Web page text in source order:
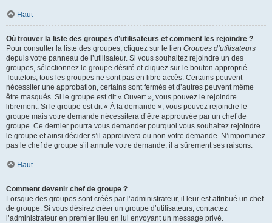
Haut
Où trouver la liste des groupes d’utilisateurs et comment les rejoindre ?
Pour consulter la liste des groupes, cliquez sur le lien Groupes d’utilisateurs
depuis votre panneau de l’utilisateur. Si vous souhaitez rejoindre un des
groupes, sélectionnez le groupe désiré et cliquez sur le bouton approprié.
Toutefois, tous les groupes ne sont pas en libre accès. Certains peuvent
nécessiter une approbation, certains sont fermés et d’autres peuvent même
être masqués. Si le groupe est dit « Ouvert », vous pouvez le rejoindre
librement. Si le groupe est dit « À la demande », vous pouvez rejoindre le
groupe mais votre demande nécessitera d’être approuvée par un chef de
groupe. Ce dernier pourra vous demander pourquoi vous souhaitez rejoindre
le groupe et ainsi décider s’il approuvera ou non votre demande. N’importunez
pas le chef de groupe s’il annule votre demande, il a sûrement ses raisons.
Haut
Comment devenir chef de groupe ?
Lorsque des groupes sont créés par l’administrateur, il leur est attribué un chef
de groupe. Si vous désirez créer un groupe d’utilisateurs, contactez
l’administrateur en premier lieu en lui envoyant un message privé.